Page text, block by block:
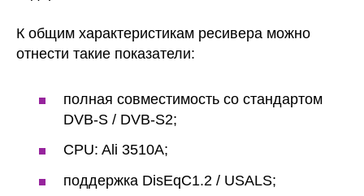
К общим характеристикам ресивера можно
отнести такие показатели:
полная совместимость со стандартом
DVB-S / DVB-S2;
CPU: Ali 3510A;
поддержка DisEqC1.2 / USALS;